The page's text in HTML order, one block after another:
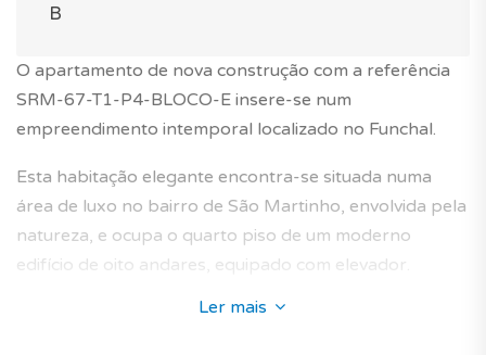
B
O apartamento de nova construção com a referência
SRM-67-T1-P4-BLOCO-E insere-se num
empreendimento intemporal localizado no Funchal.
Esta habitação elegante encontra-se situada numa
área de luxo no bairro de São Martinho, envolvida pela
natureza, e ocupa o quarto piso de um moderno
edifício de oito andares, equipado com elevador.
Com uma área total de 213 m², este apartamento T1
Ler mais